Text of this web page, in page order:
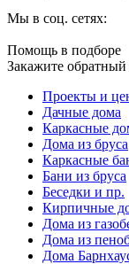
Мы в соц. сетях:
Помощь в подборе
Закажите обратный
Проекты и
Дачные дома
Каркасные
Дома из бруса
Каркасные
Бани из бруса
Беседки и пр.
Кирпичные
Дома из
Дома из
Дома